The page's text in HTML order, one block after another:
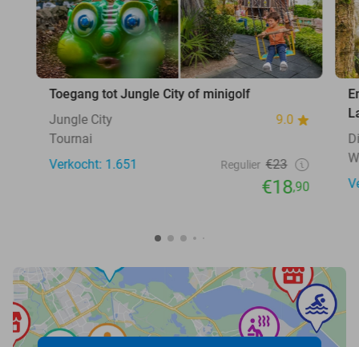
Toegang tot Jungle City of minigolf
Jungle City
9.0
Tournai
Verkocht: 1.651
Regulier €23
€18,90